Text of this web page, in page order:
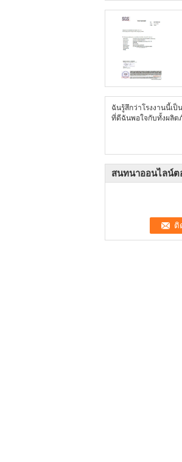
ฉันรู้สึกว่าโรงงานนี้เ
ที่ดีฉันพอใจกับทั้งผลิ
สนทนาออนไลน์